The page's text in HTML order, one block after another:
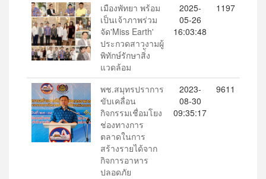
เมืองพัทยา พร้อม
เป็นเจ้าภาพร่วม
จัด'Miss Earth'
ประกวดสาวงามผู้
พิทักษ์รักษาสิ่ัง
แวดล้อม
2025-
05-26
16:03:48
1197
พช.สมุทรปราการ
ขับเคลื่อน
กิจกรรมเชื่อมโยง
ช่องทางการ
ตลาดในการ
สร้างรายได้จาก
กิจการอาหาร
ปลอดภัย
2023-
08-30
09:35:17
9611